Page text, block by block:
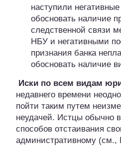
наступили
обосновать наличие
следственной связи
НБУ и негативными
признания банка
обосновать наличие
Иски по всем видам
недавнего времени
пойти таким путем
неудачей. Истцы обычно
способов отстаивания
административному (см.,